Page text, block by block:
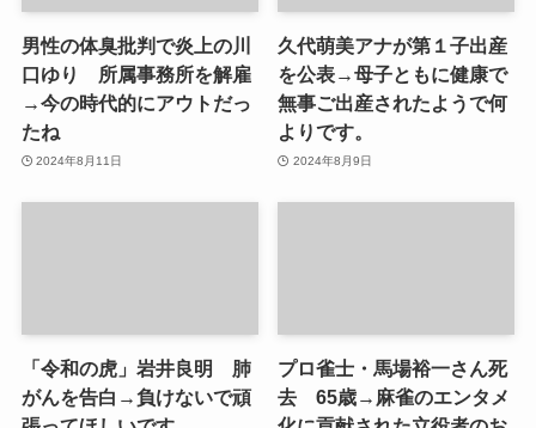
男性の体臭批判で炎上の川
口ゆり 所属事務所を解雇
→今の時代的にアウトだっ
たね
2024年8月11日
久代萌美アナが第１子出産
を公表→母子ともに健康で
無事ご出産されたようで何
よりです。
2024年8月9日
「令和の虎」岩井良明 肺
がんを告白→負けないで頑
プロ雀士・馬場裕一さん死
去 65歳→麻雀のエンタメ